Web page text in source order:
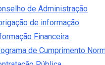
de Administração
de informação
Financeira
de Cumprimento